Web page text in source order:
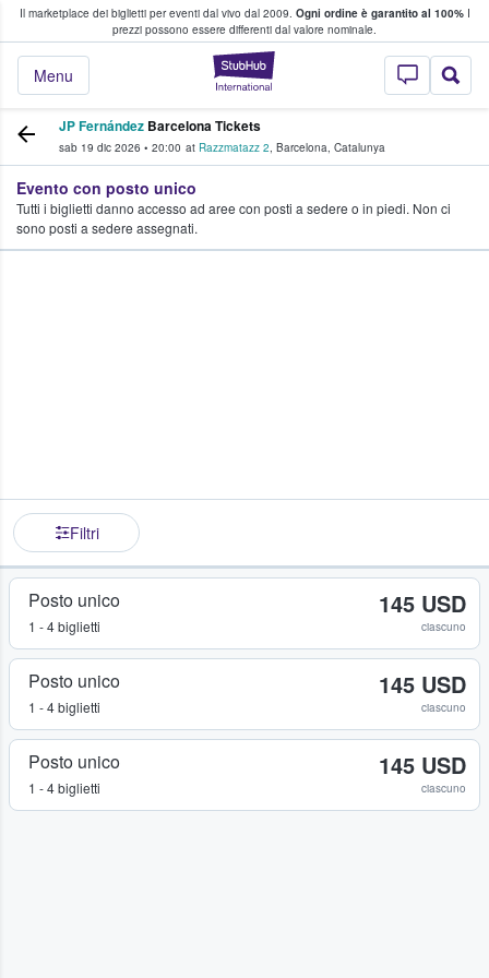
Il marketplace dei biglietti per eventi dal vivo dal 2009. Ogni ordine è garantito al 100%I
prezzi possono essere differenti dal valore nominale.
StubHub - Dove
Menu
fan comprano e vendono biglietti
JP Fernández Barcelona Tickets
sab 19 dic 2026 • 20:00 at Razzmatazz 2, Barcelona, Catalunya
Evento con posto unico
Tutti i biglietti danno accesso ad aree con posti a sedere o in piedi. Non ci
sono posti a sedere assegnati.
Filtri
Posto unico
1 - 4 biglietti
145 USD
ciascuno
Posto unico
1 - 4 biglietti
145 USD
ciascuno
Posto unico
1 - 4 biglietti
145 USD
ciascuno